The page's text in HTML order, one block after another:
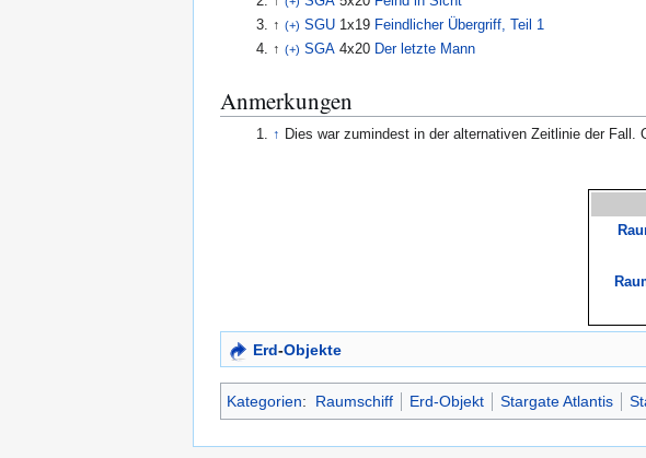
↑ (+) SGU 1x19 Feindlicher Übergriff, Teil 1
↑ (+) SGA 4x20 Der letzte Mann
Anmerkungen
↑ Dies war
Erd-Objekte
Kategorien: Raumschiff Erd-Objekt Stargate Atlantis